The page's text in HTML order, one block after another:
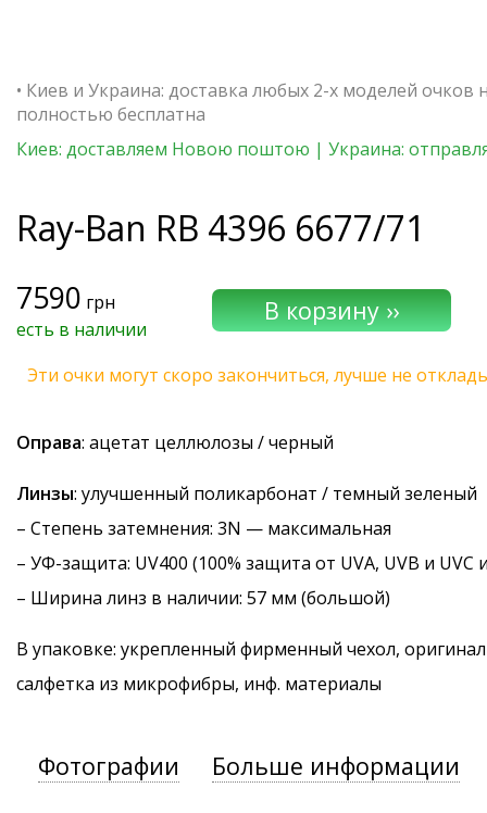
• Киев и Украина: доставка любых 2-х моделей очков
полностью бесплатна
Киев: доставляем Новою поштою | Украина:
Ray-Ban RB 4396 6677/71
7590 грн
есть в наличии
Эти очки могут скоро закончиться, лучше не
Оправа: ацетат целлюлозы / черный
Линзы: улучшенный поликарбонат / темный зеленый
– Степень затемнения: 3N — максимальная
– УФ-защита: UV400 (100% защита от UVA, UVB и UVC
– Ширина линз в наличии: 57 мм (большой)
В упаковке: укрепленный фирменный чехол,
салфетка из микрофибры, инф. материалы
Фотографии Больше информации